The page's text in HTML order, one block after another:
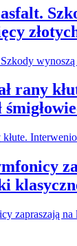
rany